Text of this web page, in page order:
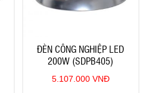
ĐÈN CÔNG NGHIỆP LED
200W (SDPB405)
5.107.000 VNĐ